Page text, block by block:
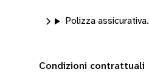
Polizza assicurativa.
Condizioni contrattuali